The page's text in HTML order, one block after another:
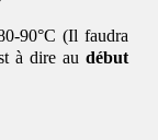
90°C (Il faudra
à dire au début